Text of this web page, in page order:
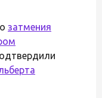
затмения